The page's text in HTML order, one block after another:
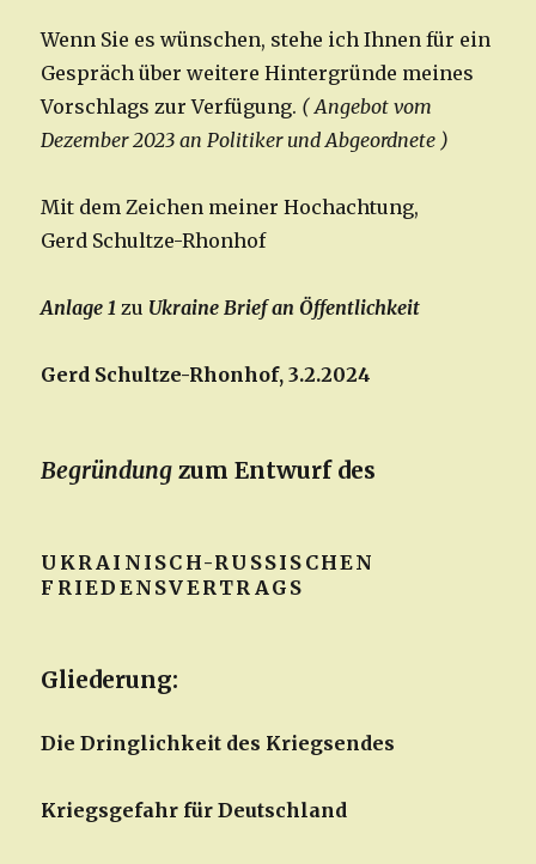
Wenn Sie es wünschen, stehe ich Ihnen für ein
Gespräch über weitere Hintergründe meines
Vorschlags zur Verfügung. ( Angebot vom
Dezember 2023 an Politiker und Abgeordnete )
Mit dem Zeichen meiner Hochachtung,
Gerd Schultze-Rhonhof
Anlage 1zu Ukraine Brief an Öffentlichkeit
Gerd Schultze-Rhonhof, 3.2.2024
Begründung zum Entwurf des
UKRAINISCH-RUSSISCHEN
FRIEDENSVERTRAGS
Gliederung:
Die Dringlichkeit des Kriegsendes
Kriegsgefahr für Deutschland